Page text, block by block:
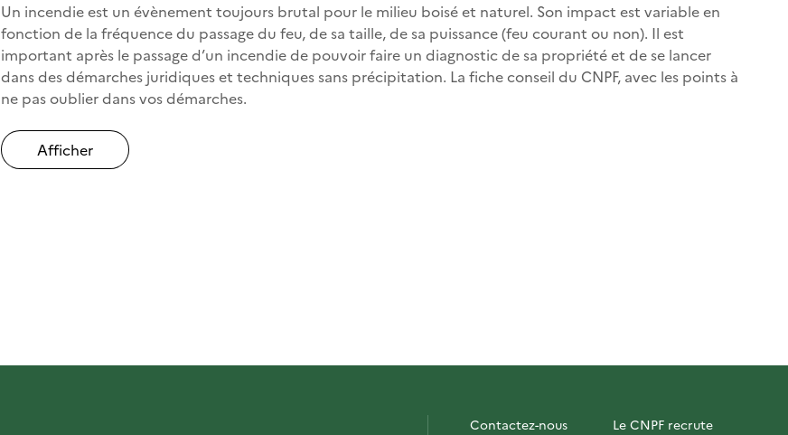
Un incendie est un évènement toujours brutal pour le milieu boisé et naturel. Son impact est variable en
fonction de la fréquence du passage du feu, de sa taille, de sa puissance (feu courant ou non). Il est
important après le passage d’un incendie de pouvoir faire un diagnostic de sa propriété et de se lancer
dans des démarches juridiques et techniques sans précipitation. La fiche conseil du CNPF, avec les points à
ne pas oublier dans vos démarches.
Afficher
Contactez-nous Le CNPF recrute